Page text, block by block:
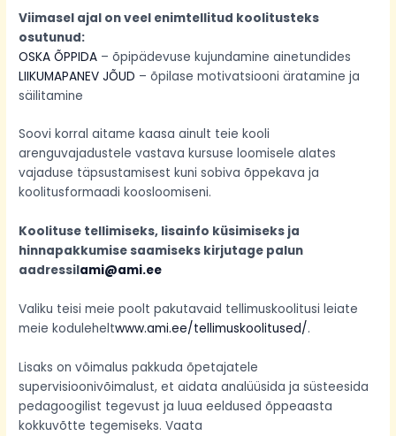
Viimasel ajal on veel enimtellitud koolitusteks
osutunud:
OSKA ÕPPIDA – õpipädevuse kujundamine ainetundides
LIIKUMAPANEV JÕUD – õpilase motivatsiooni äratamine ja
säilitamine
Soovi korral aitame kaasa ainult teie kooli
arenguvajadustele vastava kursuse loomisele alates
vajaduse täpsustamisest kuni sobiva õppekava ja
koolitusformaadi koosloomiseni.
Koolituse tellimiseks, lisainfo küsimiseks ja
hinnapakkumise saamiseks kirjutage palun
aadressilami@ami.ee
Valiku teisi meie poolt pakutavaid tellimuskoolitusi leiate
meie koduleheltwww.ami.ee/tellimuskoolitused/.
Lisaks on võimalus pakkuda õpetajatele
supervisioonivõimalust, et aidata analüüsida ja süsteesida
pedagoogilist tegevust ja luua eeldused õppeaasta
kokkuvõtte tegemiseks. Vaata